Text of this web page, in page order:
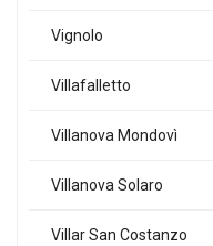
Vignolo
Villafalletto
Villanova Mondovì
Villanova Solaro
Villar San Costanzo